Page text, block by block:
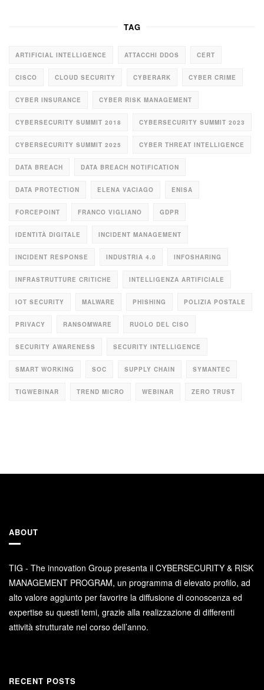
TAG
ARTIFICIAL INTELLIGENCE ATTACCHI DDOS CERT
CISCO CLOUD SECURITY CYBERARK CYBER CRIME
CYBER INSURANCE CYBER RISK MANAGEMENT
CYBERSECURITY SUMMIT 2018 CYBERSECURITY SUMMIT 2023
CYBERSECURITY SUMMIT 2025 CYBER THREAT INTELLIGENCE
DATA BREACH DATA BREACH NOTIFICATION
DATA PROTECTION ELENA VACIAGO ENISA
FORCEPOINT FRANCO VIGLIANO GDPR
IDENTITÀ DIGITALE INCIDENT MANAGEMENT
INCIDENT RESPONSE INDUSTRIA 4.0 INFOSHARING
INFRASTRUTTURE CRITICHE INTELLIGENZA ARTIFICIALE
IOT SECURITY MALWARE PHISHING POLIZIA POSTALE
PRIVACY RANSOMWARE RUOLO DEL CISO
SECURITY AWARENESS SECURITY INTELLIGENCE
SMART WORKING SOC SUPPLY CHAIN SYMANTEC
TIGWEBINAR TREND MICRO WEBINAR ZERO TRUST
ABOUT
TIG - The innovation Group presenta il CYBERSECURITY & RISK
MANAGEMENT PROGRAM, un programma di elevato profilo, ad
alto valore aggiunto per favorire la diffusione di conoscenza ed
expertise su questi temi, grazie alla realizzazione di differenti
attività strutturate nel corso dell’anno.
RECENT POSTS